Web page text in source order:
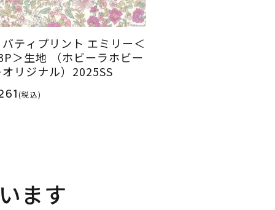
バティプリント エミリー＜
＞生地 （ホビーラホビー
オリジナル）2025SS
(税込)
ます